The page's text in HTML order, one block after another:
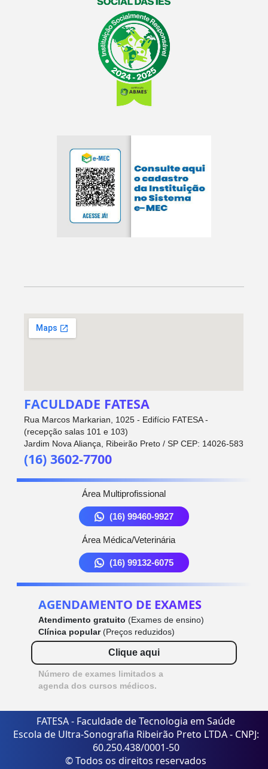
FACULDADE FATESA
Rua Marcos Markarian, 1025 - Edifício FATESA -
(recepção salas 101 e 103)
Jardim Nova Aliança, Ribeirão Preto / SP CEP: 14026-583
(16) 3602-7700
Área Multiprofissional
(16) 99460-9927
Área Médica/Veterinária
(16) 99132-6075
AGENDAMENTO DE EXAMES
Atendimento gratuito (Exames de ensino)
Clínica popular(Preços reduzidos)
Clique aqui
Número de exames limitados a
agenda dos cursos médicos.
FATESA - Faculdade de Tecnologia em Saúde
Escola de Ultra-Sonografia Ribeirão Preto LTDA - CNPJ:
60.250.438/0001-50
© Todos os direitos reservados